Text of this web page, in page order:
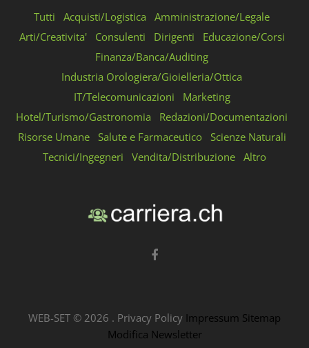
Tutti Acquisti/Logistica
Amministrazione/Legale
Arti/Creativita'
Consulenti Dirigenti
Educazione/Corsi
Finanza/Banca/Auditing
Industria Orologiera/Gioielleria/Ottica
IT/Telecomunicazioni
Marketing
Hotel/Turismo/Gastronomia
Redazioni/Documentazioni
Risorse Umane
Salute e Farmaceutico
Scienze Naturali
Tecnici/Ingegneri
Vendita/Distribuzione Altro
WEB-SET © 2026 . Privacy Policy Impressum Sitemap
Modifica Newsletter